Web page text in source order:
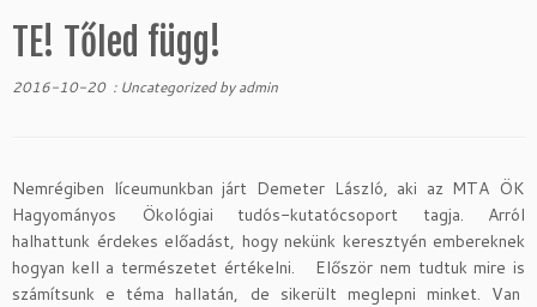
TE! Tőled függ!
2016-10-20: Uncategorizedbyadmin
Nemrégiben líceumunkban járt Demeter László, aki az MTA ÖK
Hagyományos Ökológiai tudós-kutatócsoport tagja. Arról
halhattunk érdekes előadást, hogy nekünk keresztyén embereknek
hogyan kell a természetet értékelni. Először nem tudtuk mire is
számítsunk e téma hallatán, de sikerült meglepni minket. Van